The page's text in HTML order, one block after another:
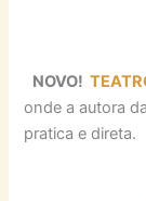
NOVO!
onde a autora
pratica e direta.